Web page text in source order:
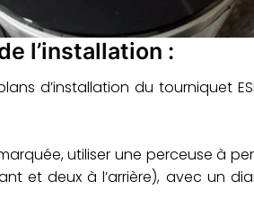
l’installation :
d’installation du tourniquet
utiliser une perceuse à
et deux à l’arrière), avec un